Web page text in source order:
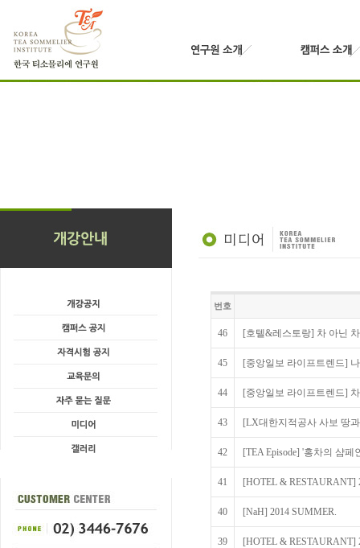
번호
46 [호텔&레스토랑] 차 아닌
45 [중앙일보 라이프트렌드]
44 [중앙일보 라이프트렌드]
43 [LX대한지적공사 사보 땅
42 [TEA Episode] '홍차의 샴
41 [HOTEL & RESTAURANT]
40 [NaH] 2014 SUMMER.
39 [HOTEL & RESTAURANT]